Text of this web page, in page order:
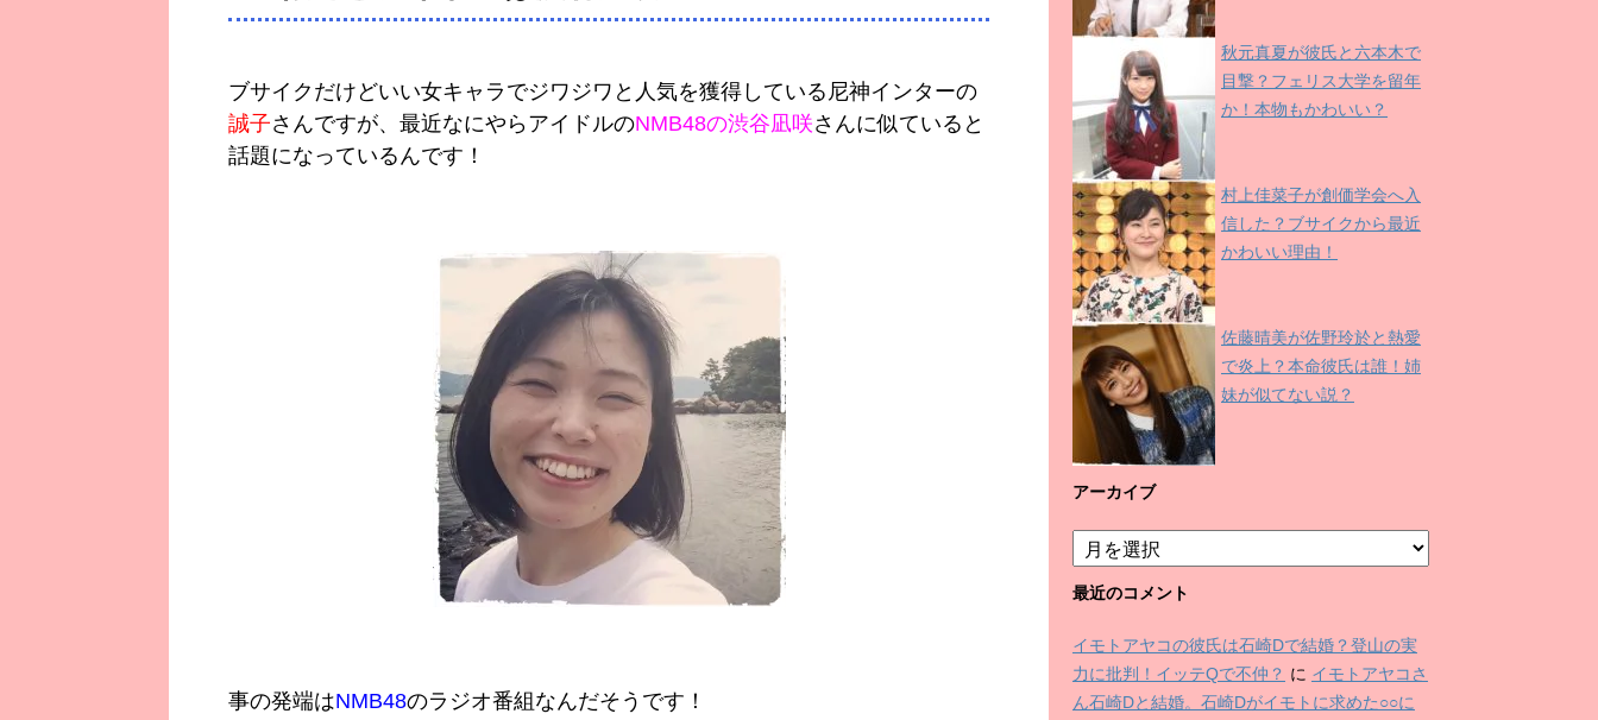
ブサイクだけどいい女キャラでジワジワと人気を獲得している尼神インターの
誠子さんですが、最近なにやらアイドルのNMB48の渋谷凪咲さんに似ていると
話題になっているんです！
事の発端はNMB48のラジオ番組なんだそうです！
秋元真夏が彼氏と六本木で
目撃？フェリス大学を留年
か！本物もかわいい？
村上佳菜子が創価学会へ入
信した？ブサイクから最近
かわいい理由！
佐藤晴美が佐野玲於と熱愛
で炎上？本命彼氏は誰！姉
妹が似てない説？
アーカイブ
ア
ー
カ
ブ
最近のコメント
イモトアヤコの彼氏は石崎Dで結婚？登山の実
力に批判！イッテQで不仲？ に イモトアヤコさ
ん石崎Dと結婚。石崎Dがイモトに求めた○○に